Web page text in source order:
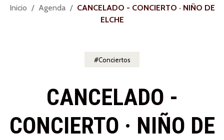
Usted
Inicio Agenda
CANCELADO - CONCIERTO · NIÑO DE
ELCHE
Conciertos
CANCELADO -
CONCIERTO · NIÑO DE